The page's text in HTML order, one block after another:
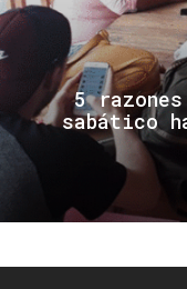
5
sabático